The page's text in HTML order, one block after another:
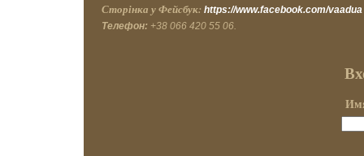
Сторінка у Фейсбук: https://www.facebook.com/vaadua
Телефон: +38 066 420 55 06.